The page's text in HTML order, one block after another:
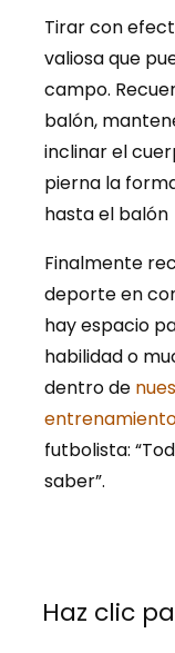
Tirar con
valiosa que
campo.
balón,
inclinar el
pierna la
hasta el balón
Finalmente
deporte en
hay espacio
habilidad o
dentro de
futbolista:
saber”.
Haz clic